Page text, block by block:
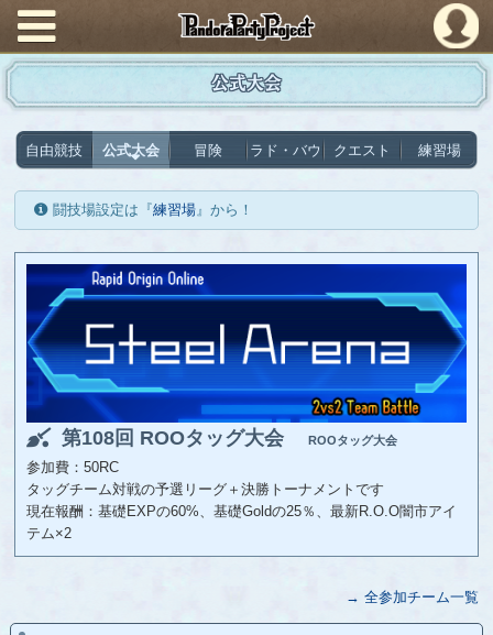
PandoraPartyProject
公式大会
自由競技 公式大会 冒険 ラド・バウ クエスト 練習場
闘技場設定は『練習場』から！
第108回 ROOタッグ大会 ROOタッグ大会
参加費：50RC
タッグチーム対戦の予選リーグ＋決勝トーナメントです
現在報酬：基礎EXPの60%、基礎Goldの25％、最新R.O.O闇市アイ
テム×2
→ 全参加チーム一覧